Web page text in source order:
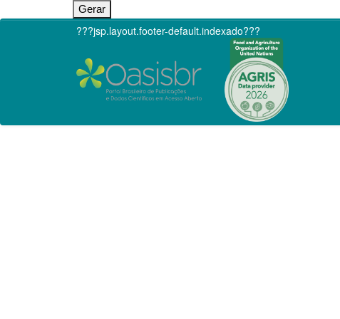
???jsp.layout.footer-default.indexado???